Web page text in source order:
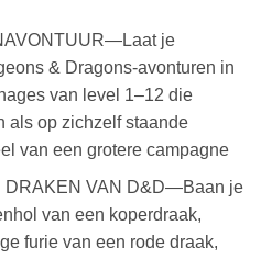
je
& Dragons-avonturen in
van level 1–12 die
als op zichzelf staande
van een grotere campagne
DRAKEN VAN D&D—Baan je
van een koperdraak,
furie van een rode draak,